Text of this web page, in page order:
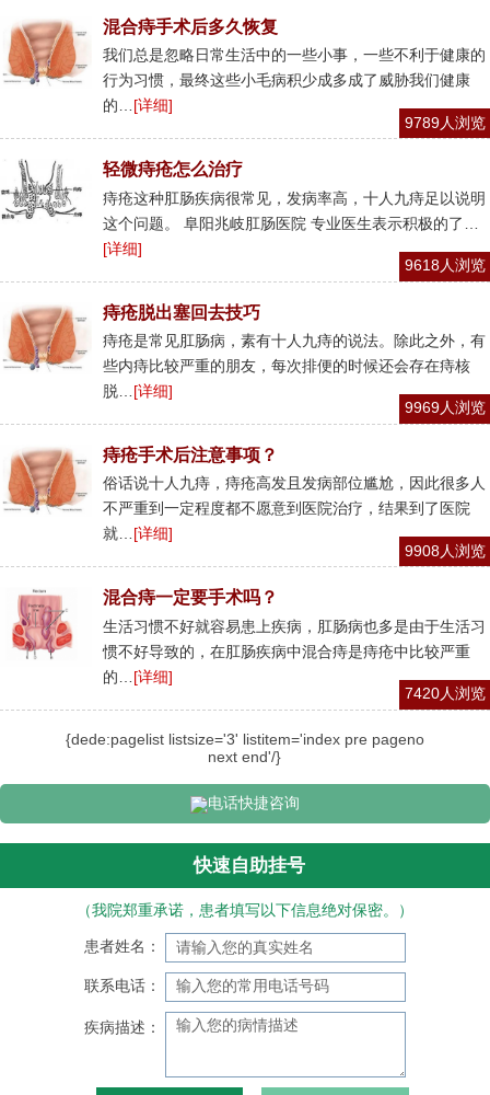
混合痔手术后多久恢复
我们总是忽略日常生活中的一些小事，一些不利于健康的
行为习惯，最终这些小毛病积少成多成了威胁我们健康
的…[详细]
9789人浏览
轻微痔疮怎么治疗
痔疮这种肛肠疾病很常见，发病率高，十人九痔足以说明
这个问题。 阜阳兆岐肛肠医院 专业医生表示积极的了…
[详细]
9618人浏览
痔疮脱出塞回去技巧
痔疮是常见肛肠病，素有十人九痔的说法。除此之外，有
些内痔比较严重的朋友，每次排便的时候还会存在痔核
脱… [详细]
9969人浏览
痔疮手术后注意事项？
俗话说十人九痔，痔疮高发且发病部位尴尬，因此很多人
不严重到一定程度都不愿意到医院治疗，结果到了医院
就…[详细]
9908人浏览
混合痔一定要手术吗？
生活习惯不好就容易患上疾病，肛肠病也多是由于生活习
惯不好导致的，在肛肠疾病中混合痔是痔疮中比较严重
的… [详细]
7420人浏览
{dede:pagelist listsize='3' listitem='index pre pageno
next end'/}
电话快捷咨询
快速自助挂号
（我院郑重承诺，患者填写以下信息绝对保密。）
患者姓名：
联系电话：
疾病描述：